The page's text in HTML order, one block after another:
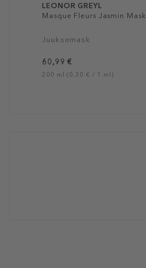
LEONOR GREYL
Masque Fleurs Jasmin Mask
Juuksemask
60,99 €
200 ml (0,30 € / 1 ml)